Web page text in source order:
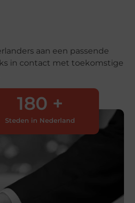
aan een passende
in contact met toekomstige
Steden in Nederland
180 +